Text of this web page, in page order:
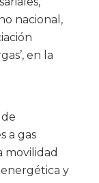
nacional,
en la
a gas
movilidad
y